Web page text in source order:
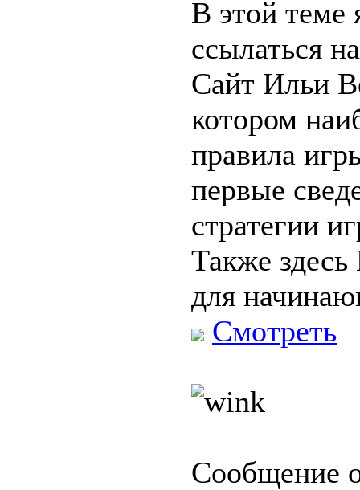
В этой теме
ссылаться
Сайт Ильи
котором
правила
первые
стратегии
Также
для
Смотреть
Сообщение